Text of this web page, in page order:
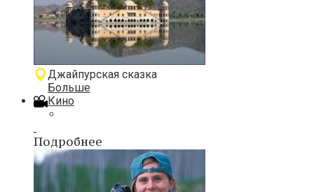
Джайпурская сказка
Больше
Кино
Подробнее